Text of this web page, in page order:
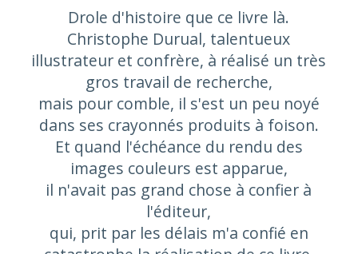
Drole d'histoire que ce livre là.
Christophe Durual, talentueux
illustrateur et confrère, à réalisé un très
gros travail de recherche,
mais pour comble, il s'est un peu noyé
dans ses crayonnés produits à foison.
Et quand l'échéance du rendu des
images couleurs est apparue,
il n'avait pas grand chose à confier à
l'éditeur,
qui, prit par les délais m'a confié en